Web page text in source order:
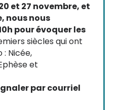
et 27 novembre, et
nous nous
pour évoquer les
siècles qui ont
Nicée,
et
par courriel